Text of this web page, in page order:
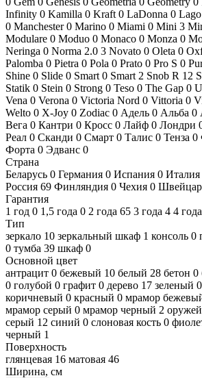
Infinity 0 Kamilla 0 Kraft 0 LaDonna 0 Lago
0 Manchester0 Marino 0 Miami 0 Mini 3
Modulare 0 Moduo 0 Monaco 0 Monza 0
Neringa 0 Norma 2.0 3 Novato 0 Oleta 0
Palomba 0 Pietra 0 Pola 0 Prato 0 Pro S 0
Shine 0 Slide 0 Smart 0 Smart 2 Snob R 12
Statik 0 Stein 0 Strong 0 Teso 0 The Gap 0
Vena 0 Verona 0 Victoria Nord 0 Vittoria 0
Welto 0 X-Joy 0 Zodiac 0 Адель 0 Альба 0
Вега 0 Кантри 0 Кросс 0 Лайф 0 Лондри
Реал 0 Сканди 0 Смарт 0 Талис 0 Тенза 0
Форта 0 Эдванс 0
Страна
Беларусь 0 Германия 0 Испания 0 Италия
Россия 69 Финляндия 0 Чехия 0
Гарантия
1 год 0 1,5 года 0 2 года 65 3 года 4 4 года
Тип
зеркало 10 зеркальный шкаф 1 консоль 0
0 тумба 39 шкаф 0
Основной цвет
антрацит 0 бежевый 10 белый 28 бетон 0
0 голубой 0 графит 0 дерево 17 зеленый 0
коричневый 0 красный 0 мрамор
мрамор серый 0 мрамор черный 2
серый 12 синий 0 слоновая кость 0
черный 1
Поверхность
глянцевая 16 матовая 46
Ширина, см